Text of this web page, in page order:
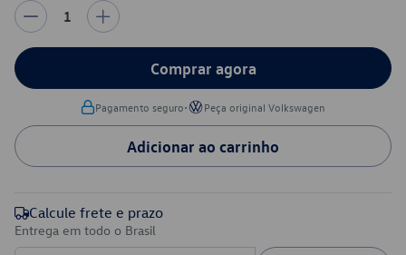
1
Comprar agora
Pagamento seguro• Peça original Volkswagen
Adicionar ao carrinho
Calcule frete e prazo
Entrega em todo o Brasil